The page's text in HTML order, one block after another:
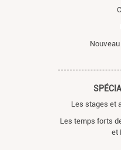
Les stages et
Les temps forts
et